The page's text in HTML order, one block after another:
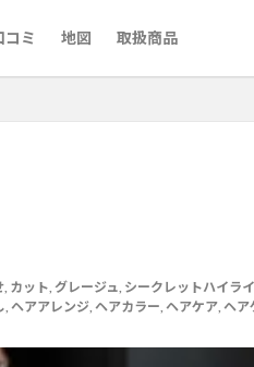
コミ 地図 取扱商品
, カット, グレージュ, シークレットハイラ
, ヘアアレンジ, ヘアカラー, ヘアケア, ヘア
意な美容師
レイヤーカット
原町
烏丸御池
得意
髪質改善カラー